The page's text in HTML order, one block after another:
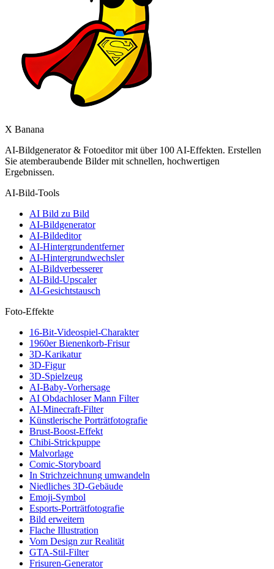
X Banana
AI-Bildgenerator & Fotoeditor mit über 100 AI-Effekten. Erstellen
Sie atemberaubende Bilder mit schnellen, hochwertigen
Ergebnissen.
AI-Bild-Tools
AI Bild zu Bild
AI-Bildgenerator
AI-Bildeditor
AI-Hintergrundentferner
AI-Hintergrundwechsler
AI-Bildverbesserer
AI-Bild-Upscaler
AI-Gesichtstausch
Foto-Effekte
16-Bit-Videospiel-Charakter
1960er Bienenkorb-Frisur
3D-Karikatur
3D-Figur
3D-Spielzeug
AI-Baby-Vorhersage
AI Obdachloser Mann Filter
AI-Minecraft-Filter
Künstlerische Porträtfotografie
Brust-Boost-Effekt
Chibi-Strickpuppe
Malvorlage
Comic-Storyboard
In Strichzeichnung umwandeln
Niedliches 3D-Gebäude
Emoji-Symbol
Esports-Porträtfotografie
Bild erweitern
Flache Illustration
Vom Design zur Realität
GTA-Stil-Filter
Frisuren-Generator